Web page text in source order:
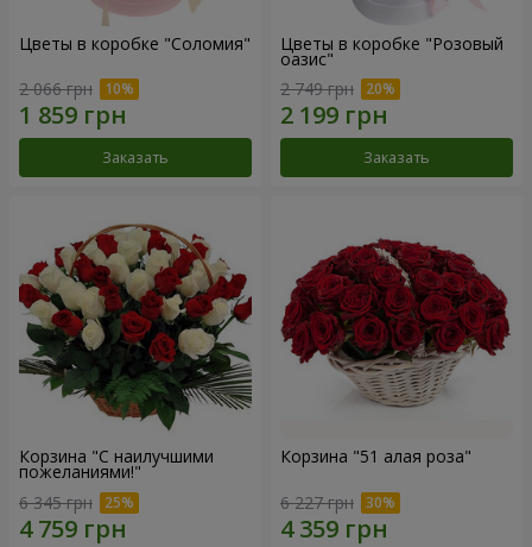
Цветы в коробке "Соломия"
2 066 грн
Заказать
Цветы в коробке "Розовый
оазис"
2 749 грн
Заказать
Корзина "С наилучшими
пожеланиями!"
6 345 грн
Корзина "51 алая роза"
6 227 грн